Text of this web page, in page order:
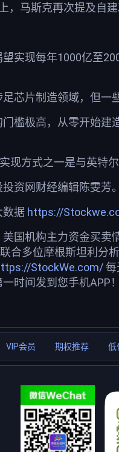
，马斯克再次提及自
实现每年1000亿至
芯片制造领域，但一
槛极高，从零开始
现方式之一是与英特
资网财经编辑陈雯芳。
数据 https://
国机构主力资金买
合多位摩根斯坦利分
StockWe.com/每
时间发到您手机APP！
VIP会员 期权推荐 低